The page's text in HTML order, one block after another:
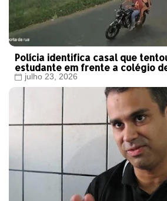
Polícia identifica casal que
estudante em frente a colégio
julho 23, 2026